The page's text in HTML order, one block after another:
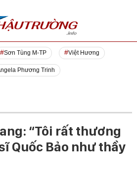
Sơn Tùng M-TP Việt Hương
Phương Trinh
“Tôi rất thương
Quốc Bảo như thầy